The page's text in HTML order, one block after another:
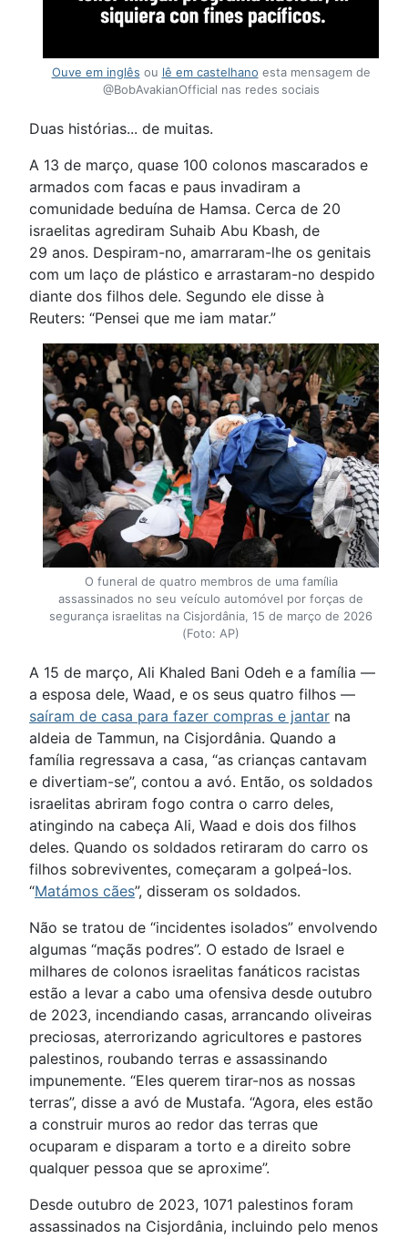
Ouve em inglês ou lê em castelhano esta mensagem de
@BobAvakianOfficial nas redes sociais
Duas histórias... de muitas.
A 13 de março, quase 100 colonos mascarados e
armados com facas e paus invadiram a
comunidade beduína de Hamsa. Cerca de 20
israelitas agrediram Suhaib Abu Kbash, de
29 anos. Despiram-no, amarraram-lhe os genitais
com um laço de plástico e arrastaram-no despido
diante dos filhos dele. Segundo ele disse à
Reuters: “Pensei que me iam matar.”
O funeral de quatro membros de uma família
assassinados no seu veículo automóvel por forças de
segurança israelitas na Cisjordânia, 15 de março de 2026
(Foto: AP)
A 15 de março, Ali Khaled Bani Odeh e a família —
a esposa dele, Waad, e os seus quatro filhos —
saíram de casa para fazer compras e jantar na
aldeia de Tammun, na Cisjordânia. Quando a
família regressava a casa, “as crianças cantavam
e divertiam-se”, contou a avó. Então, os soldados
israelitas abriram fogo contra o carro deles,
atingindo na cabeça Ali, Waad e dois dos filhos
deles. Quando os soldados retiraram do carro os
filhos sobreviventes, começaram a golpeá-los.
“Matámos cães”, disseram os soldados.
Não se tratou de “incidentes isolados” envolvendo
algumas “maçãs podres”. O estado de Israel e
milhares de colonos israelitas fanáticos racistas
estão a levar a cabo uma ofensiva desde outubro
de 2023, incendiando casas, arrancando oliveiras
preciosas, aterrorizando agricultores e pastores
palestinos, roubando terras e assassinando
impunemente. “Eles querem tirar-nos as nossas
terras”, disse a avó de Mustafa. “Agora, eles estão
a construir muros ao redor das terras que
ocuparam e disparam a torto e a direito sobre
qualquer pessoa que se aproxime”.
Desde outubro de 2023, 1071 palestinos foram
assassinados na Cisjordânia, incluindo pelo menos